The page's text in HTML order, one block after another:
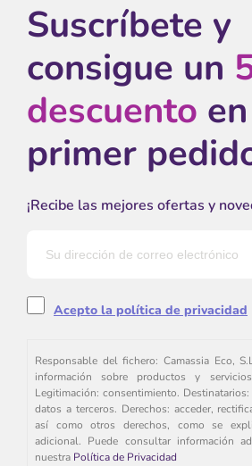
Suscríbete y
consigue un
descuento
primer
¡Recibe las mejores ofertas y
Acepto la política de privacidad
Responsable del fichero: Camassia Eco,
información sobre productos y
Legitimación: consentimiento.
datos a terceros. Derechos: acceder,
así como otros derechos, como se
adicional. Puede consultar información
nuestra Política de Privacidad